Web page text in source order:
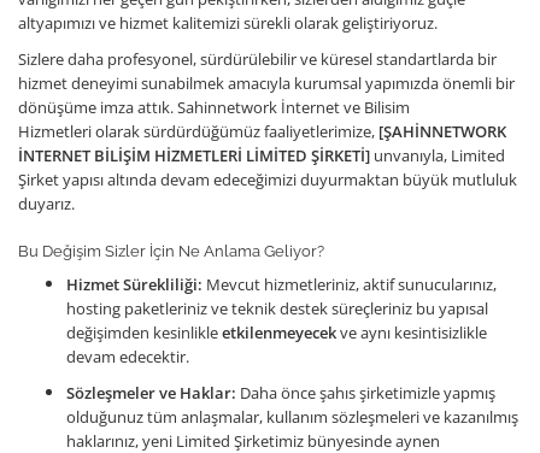
altyapımızı ve hizmet kalitemizi sürekli olarak geliştiriyoruz.
Sizlere daha profesyonel, sürdürülebilir ve küresel standartlarda bir
hizmet deneyimi sunabilmek amacıyla kurumsal yapımızda önemli bir
dönüşüme imza attık. Sahinnetwork İnternet ve Bilisim
Hizmetleri olarak sürdürdüğümüz faaliyetlerimize, [ŞAHİNNETWORK
İNTERNET BİLİŞİM HİZMETLERİ LİMİTED ŞİRKETİ] unvanıyla, Limited
Şirket yapısı altında devam edeceğimizi duyurmaktan büyük mutluluk
duyarız.
Bu Değişim Sizler İçin Ne Anlama Geliyor?
Hizmet Sürekliliği: Mevcut hizmetleriniz, aktif sunucularınız,
hosting paketleriniz ve teknik destek süreçleriniz bu yapısal
değişimden kesinlikleetkilenmeyecekve aynı kesintisizlikle
devam edecektir.
Sözleşmeler ve Haklar: Daha önce şahıs şirketimizle yapmış
olduğunuz tüm anlaşmalar, kullanım sözleşmeleri ve kazanılmış
haklarınız, yeni Limited Şirketimiz bünyesinde aynen